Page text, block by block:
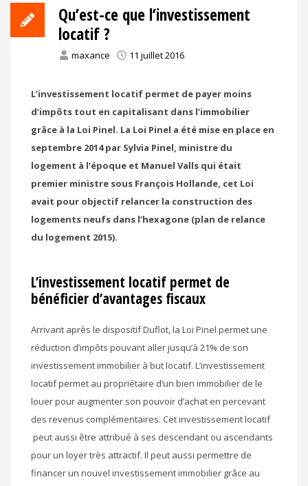
Qu’est-ce que l’investissement
locatif ?
maxance 11 juillet 2016
L’investissement locatif permet de payer moins
d’impôts tout en capitalisant dans l’immobilier
grâce à la Loi Pinel. La Loi Pinel a été mise en place en
septembre 2014 par Sylvia Pinel, ministre du
logement à l’époque et Manuel Valls qui était
premier ministre sous François Hollande, cet Loi
avait pour objectif relancer la construction des
logements neufs dans l’hexagone (plan de relance
du logement 2015).
L’investissement locatif permet de
bénéficier d’avantages fiscaux
Arrivant après le dispositif Duflot, la Loi Pinel permet une
réduction d’impôts pouvant aller jusqu’à 21% de son
investissement immobilier à but locatif. L’investissement
locatif permet au propriétaire d’un bien immobilier de le
louer pour augmenter son pouvoir d’achat en percevant
des revenus complémentaires. Cet investissement locatif
peut aussi être attribué à ses descendant ou ascendants
pour un loyer très attractif. Il peut aussi permettre de
financer un nouvel investissement immobilier grâce au